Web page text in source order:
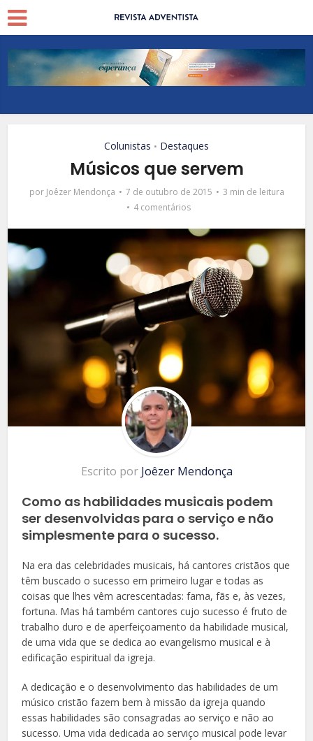
Colunistas • Destaques
Músicos que servem
por Joêzer Mendonça 7 de outubro de 2015
3 min de leitura
4 comentários
Escrito por Joêzer Mendonça
Como as habilidades musicais podem
ser desenvolvidas para o serviço e não
simplesmente para o sucesso.
Na era das celebridades musicais, há cantores cristãos que
têm buscado o sucesso em primeiro lugar e todas as
coisas que lhes vêm acrescentadas: fama, fãs e, às vezes,
fortuna. Mas há também cantores cujo sucesso é fruto de
trabalho duro e de aperfeiçoamento da habilidade musical,
de uma vida que se dedica ao evangelismo musical e à
edificação espiritual da igreja.
A dedicação e o desenvolvimento das habilidades de um
músico cristão fazem bem à missão da igreja quando
essas habilidades são consagradas ao serviço e não ao
sucesso. Uma vida dedicada ao serviço musical pode levar